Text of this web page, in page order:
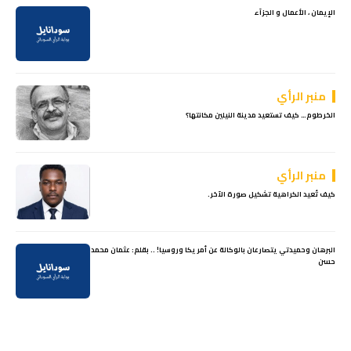
الإيمان ، الأعمال و الجزآء
منبر الرأي
الخرطوم… كيف تستعيد مدينة النيلين مكانتها؟
منبر الرأي
كيف تُعيد الكراهية تشكيل صورة الآخر.
البرهان وحميدتي يتصارعان بالوكالة عن أمريكا وروسيا! .. بقلم: عثمان محمد
حسن